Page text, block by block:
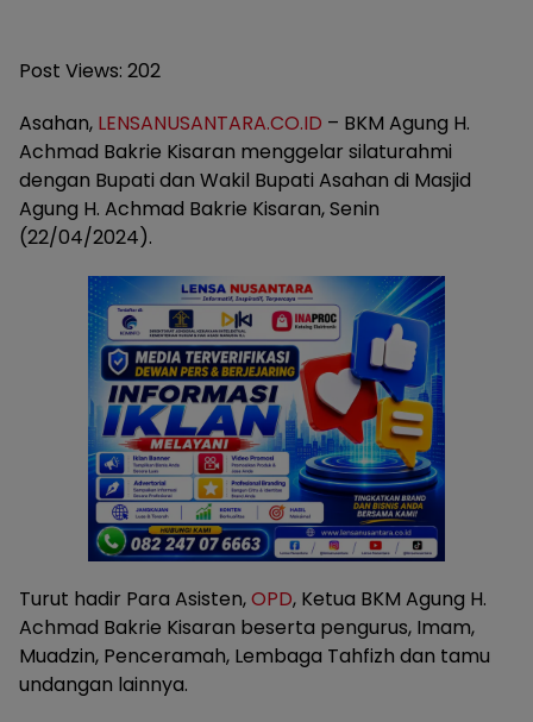
Post Views: 202
Asahan, LENSANUSANTARA.CO.ID – BKM Agung H.
Achmad Bakrie Kisaran menggelar silaturahmi
dengan Bupati dan Wakil Bupati Asahan di Masjid
Agung H. Achmad Bakrie Kisaran, Senin
(22/04/2024).
Turut hadir Para Asisten,OPD, Ketua BKM Agung H.
Achmad Bakrie Kisaran beserta pengurus, Imam,
Muadzin, Penceramah, Lembaga Tahfizh dan tamu
undangan lainnya.